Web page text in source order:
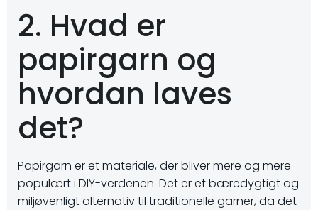
2. Hvad er
papirgarn og
hvordan laves
det?
Papirgarn er et materiale, der bliver mere og mere
populært i DIY-verdenen. Det er et bæredygtigt og
miljøvenligt alternativ til traditionelle garner, da det